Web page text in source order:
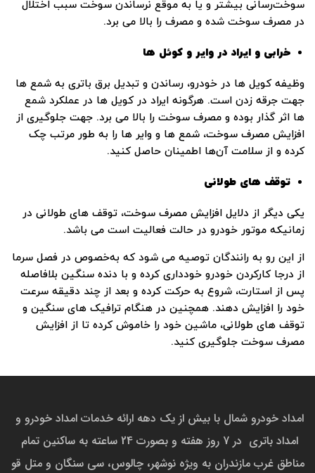
سوخت‌رسانی بیشتر و یا به‌ موقع نرساندن سوخت سبب اختلال
در مصرف سوخت شده و مصرف را بالا می‌ برد.
خرابی و ایراد در وایر و کوئل ها
وظیفه‌ کویل ها در خودرو، رساندن و تبدیل برق باتری به شمع ‌ها
جهت جرقه زدن است. هرگونه ایراد در کویل ها در عملکرد شمع
‌ها اثر گذار بوده و مصرف سوخت را بالا می ‌برد. جهت جلوگیری از
افزایش مصرف سوخت، شمع ‌ها و وایر ها را به‌ طور مرتب چک
کرده و از سلامت آن‌ها اطمینان حاصل کنید.
توقف‌ های طولانی
یکی دیگر از دلایل افزایش مصرف سوخت، توقف‌ های طولانی در
زمانیکه موتور خودرو در حالت فعالیت است می ‌باشد.
از این‌ رو به رانندگان توصیه می ‌شود که به‌خصوص در فصل سرما
از درجا کارکردن خودرو خودداری کرده و با دنده سنگین بلافاصله
پس‌ از استارت، شروع به حرکت کرده و بعد از چند دقیقه سرعت
خود را افزایش دهند. همچنین در هنگام ترافیک ‌های سنگین و
توقف‌ های طولانی، ماشین خود را خاموش کرده تا از افزایش
مصرف سوخت جلوگیری کنید.